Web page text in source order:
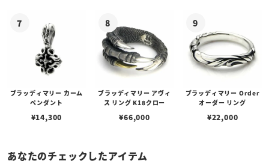
ブラッディマリー カーム
ペンダント
¥14,300
ブラッディマリー アヴィ
ス リング K18クロー
¥66,000
ブラッディマリー Order
オーダー リング
¥22,000
あなたのチェックしたアイテム